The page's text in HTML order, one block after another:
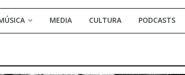
MEDIA CULTURA PODCASTS